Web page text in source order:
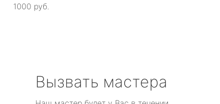
1000 руб.
Вызвать мастера